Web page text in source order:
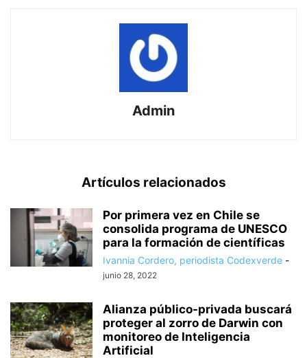
Admin
Artículos relacionados
Por primera vez en Chile se
consolida programa de UNESCO
para la formación de científicas
Ivannia Cordero, periodista Codexverde -
junio 28, 2022
Alianza público-privada buscará
proteger al zorro de Darwin con
monitoreo de Inteligencia
Artificial